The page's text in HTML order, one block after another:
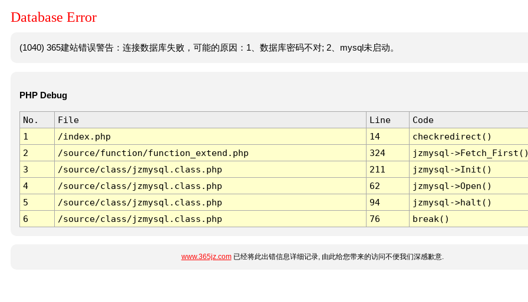
Database Error
(1040) 365建站错误警告：连接数据库失败，可能的原因：1、数据库密码不对; 2、mysql未启动。
PHP Debug
No. File Line
Code
1
/index.php 14
checkredirect()
2
/source/function/function_extend.php 324
jzmysql-
3
/source/class/jzmysql.class.php 211
jzmysql->Init()
4
/source/class/jzmysql.class.php 62
jzmysql->Open()
5
/source/class/jzmysql.class.php 94
jzmysql->halt()
6
/source/class/jzmysql.class.php 76 break()
www.365jz.com已经将此出错信息详细记录, 由此给您带来的访问不便我们深感歉意.